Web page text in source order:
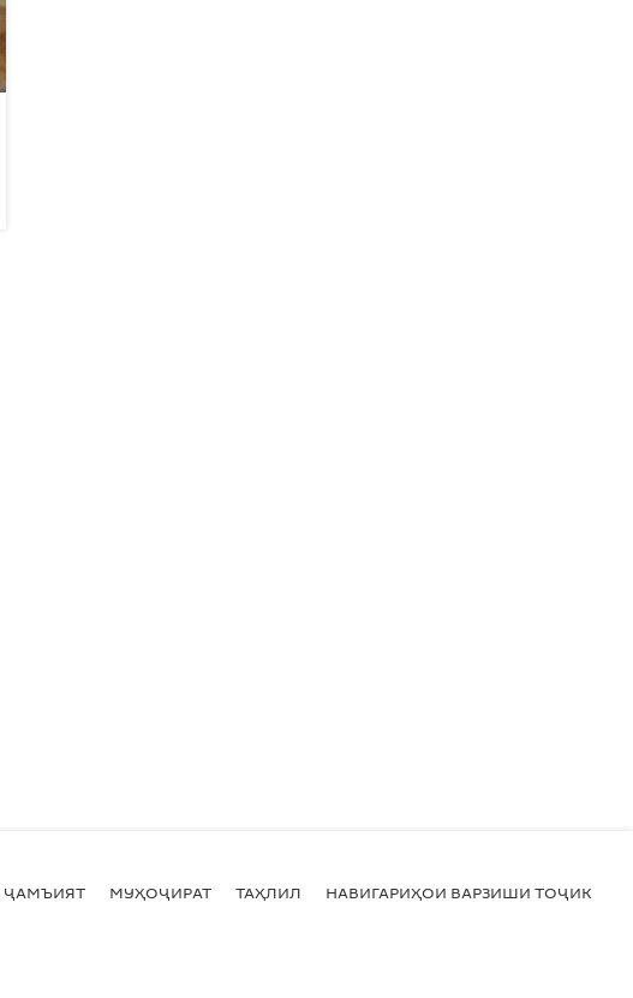
ҶАМЪИЯТ МУҲОҶИРАТ ТАҲЛИЛ НАВИГАРИҲОИ ВАРЗИШИ